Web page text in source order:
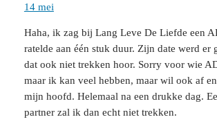
14 mei
Haha, ik zag bij Lang Leve De Liefde een
ratelde aan één stuk duur. Zijn date werd er
dat ook niet trekken hoor. Sorry voor wie
maar ik kan veel hebben, maar wil ook af
mijn hoofd. Helemaal na een drukke dag.
partner zal ik dan echt niet trekken.